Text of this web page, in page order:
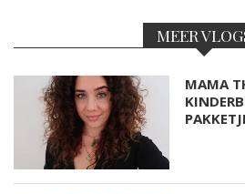
MEER
MAMA